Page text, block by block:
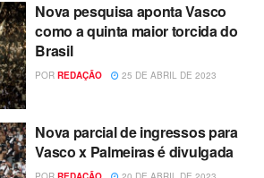
Nova pesquisa aponta Vasco
como a quinta maior torcida do
Brasil
POR REDAÇÃO 25 DE ABRIL DE 2023
Nova parcial de ingressos para
Vasco x Palmeiras é divulgada